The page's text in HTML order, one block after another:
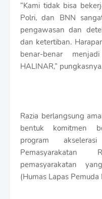
“Kami tidak bisa
Polri, dan BNN
pengawasan dan
dan ketertiban.
benar-benar
HALINAR,”
Razia berlangsung
bentuk komitmen
program
pemasyarakatan
(Humas Lapas Pemuda